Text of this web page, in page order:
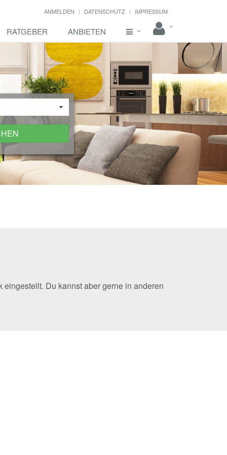
ANMELDEN DATENSCHUTZ IMPRESSUM
RATGEBER ANBIETEN
Du kannst aber gerne in anderen